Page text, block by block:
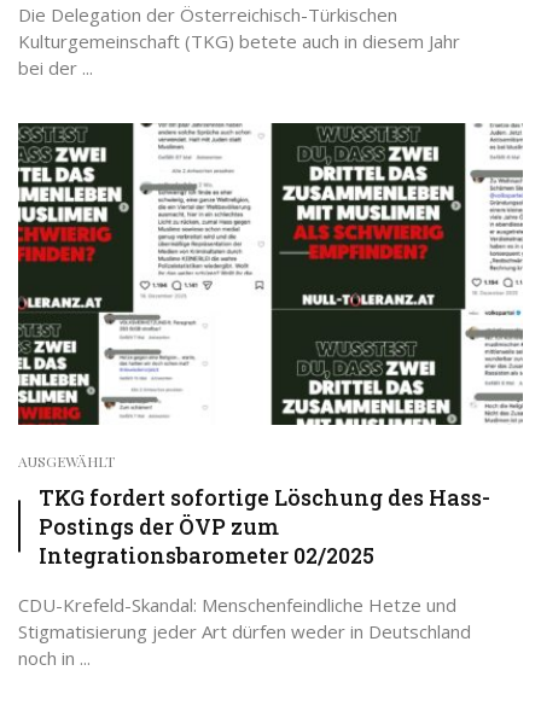
Die Delegation der Österreichisch-Türkischen
Kulturgemeinschaft (TKG) betete auch in diesem Jahr
bei der ...
AUSGEWÄHLT
TKG fordert sofortige Löschung des Hass-
Postings der ÖVP zum
Integrationsbarometer 02/2025
CDU-Krefeld-Skandal: Menschenfeindliche Hetze und
Stigmatisierung jeder Art dürfen weder in Deutschland
noch in ...